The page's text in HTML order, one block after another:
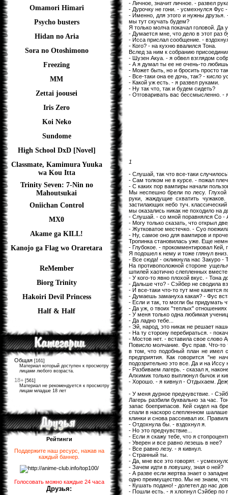
Omamori Himari
Psycho busters
Hidan no Aria
Sora no Otoshimono
Freezing
ММ
Zettai joousei
Iris Zero
Koi Neko
Sundome
High School DxD [Novel]
Classmate, Kamimura Yuuka
wa Kou Itta
Trinity Seven: 7-Nin no
Mahoutsukai
Oniichan Control
MX0
Akame ga KILL!
Kanojo ga Flag wo Oraretara
ReMember
Biorg Trinity
Hakoiri Devil Princess
Half & Half
Общая [161]
Материал который доступен к просмотру
лицами любого возраста.
18+ [561]
Материал не рекомендуется к просмотру
лицам младше 18 лет
Рейтинги
Поддержите наш ресурс, нажав на
каждый баннер
Голосовать можно каждые 24 часа
Друзья:
- Личное, значит личное. - развел
- Дурочку не гони. - усмехнулся Фус
- Именно, для этого и нужны друзья.
мы тут скучать будем?
Я только молча покачал головой. Да
- Думается мне, что дело в этот раз
- Исса прислал сообщение. -
- Кого? - на кухню ввалился Тона.
Вслед за ним к собранию
- Шузен Акуа. - я обвел взглядом
- А я думал ты ее не очень-то
- Может быть, но и бросить просто
- Все-таки она ее дочь, так? - кисло
- Какой уж есть. - я развел руками.
- Ну так что, так и будем сидеть?
- Отговаривать вас бессмысленно. -
1
- Слушай, так что все-таки
- Сам толком не в курсе. - пожал
- С каких пор вампиры начали
Мы неспешно брели по лесу.
руки, жаждущие схватить
застилающих небо туч.
мы оказались никак не походило на
- Слушай. - со мной поравнялся Со -
- Могу только сказать, что открыл
- Жутковатое местечко. - Суо
- Ну, самое оно для вампиров и
Тропинка становилась уже. Еще
- Глубокое. - прокомментировал Кей,
Я подошел к нему и тоже глянул
- Все сюда! - окликнула нас Закуро -
На противоположной стороне
шпилей хаотично слепленных
- У кого-то явно плохой вкус. - Тона
- Дальше что? - Сэйбер не сводила
- И все-таки что-то тут мне кажется
- Думаешь замануха какая? - Фус
- Если и так, то могли бы придумать
- Да уж, о твоих "теплых"
- У меня только одна любимая
- Да ладно тебе...
- Эй, народ, это никак не решает
- На ту сторону перебираться. -
- Мостов нет. - вставила свое слово
Повисло молчание. Фус прав. Что-то
в том, что подобный план не имел
предприятия. Как говорится "не
подозрительно это все. Да и на Иссу
- Разбиваем лагерь. - сказал я,
Алхимик только выплюнул бычок и
- Хорошо. - я кивнул - Отдыхаем.
- У меня дурное предчувствие. -
Лагерь разбили буквально за час.
запас боеприпасов. Кей сидел на
спали в наскоро слепленном
клинки и снова рассеивал их.
- Отдохнула бы. - вздохнул я.
- Но это предчувствие...
- Если я скажу тебе, что я
- Уверен и все равно лезешь в нее?
- Все равно лезу. - я кивнул.
- Странный ты.
- Да, мне все это говорят. -
- Зачем идти в ловушку, зная о ней?
- А разве если жертва знает о
одно преимущество. Мы не знаем,
- Кушать подано! - долетел до нас
- Пошли есть. - я хлопнул Сэйбер по